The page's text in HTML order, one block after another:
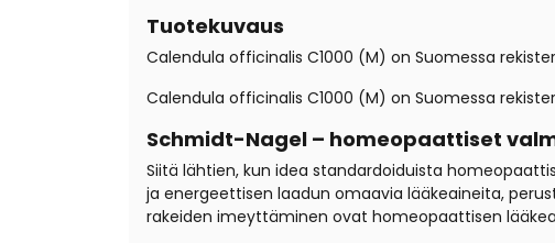
Tuotekuvaus
Calendula officinalis C1000 (M) on Suomessa
Calendula officinalis C1000 (M) on Suomessa
Schmidt-Nagel – homeopaattiset
Siitä lähtien, kun idea standardoiduista
ja energeettisen laadun omaavia lääkeaineita,
rakeiden imeyttäminen ovat homeopaattisen